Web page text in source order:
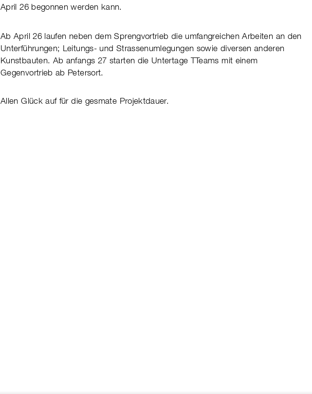
April 26 begonnen werden kann.
Ab April 26 laufen neben dem Sprengvortrieb die umfangreichen Arbeiten an den
Unterführungen; Leitungs- und Strassenumlegungen sowie diversen anderen
Kunstbauten. Ab anfangs 27 starten die Untertage TTeams mit einem
Gegenvortrieb ab Petersort.
Allen Glück auf für die gesmate Projektdauer.